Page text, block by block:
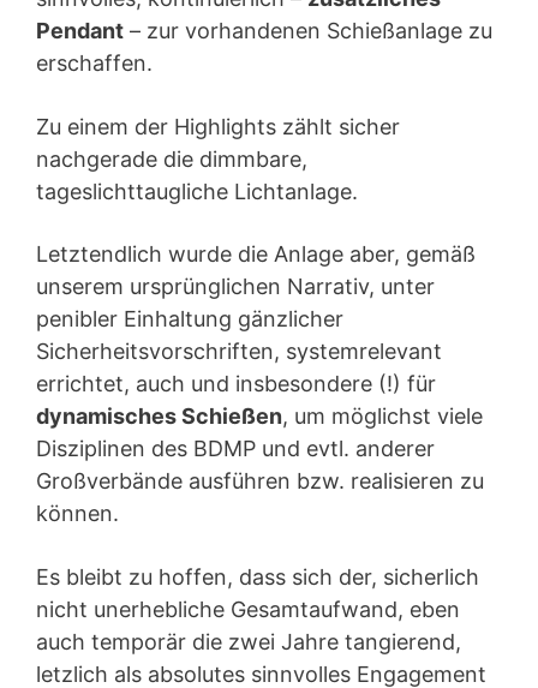
Pendant – zur vorhandenen Schießanlage zu
erschaffen.
Zu einem der Highlights zählt sicher
nachgerade die dimmbare,
tageslichttaugliche Lichtanlage.
Letztendlich wurde die Anlage aber, gemäß
unserem ursprünglichen Narrativ, unter
penibler Einhaltung gänzlicher
Sicherheitsvorschriften, systemrelevant
errichtet, auch und insbesondere (!) für
dynamisches Schießen, um möglichst viele
Disziplinen des BDMP und evtl. anderer
Großverbände ausführen bzw. realisieren zu
können.
Es bleibt zu hoffen, dass sich der, sicherlich
nicht unerhebliche Gesamtaufwand, eben
auch temporär die zwei Jahre tangierend,
letzlich als absolutes sinnvolles Engagement